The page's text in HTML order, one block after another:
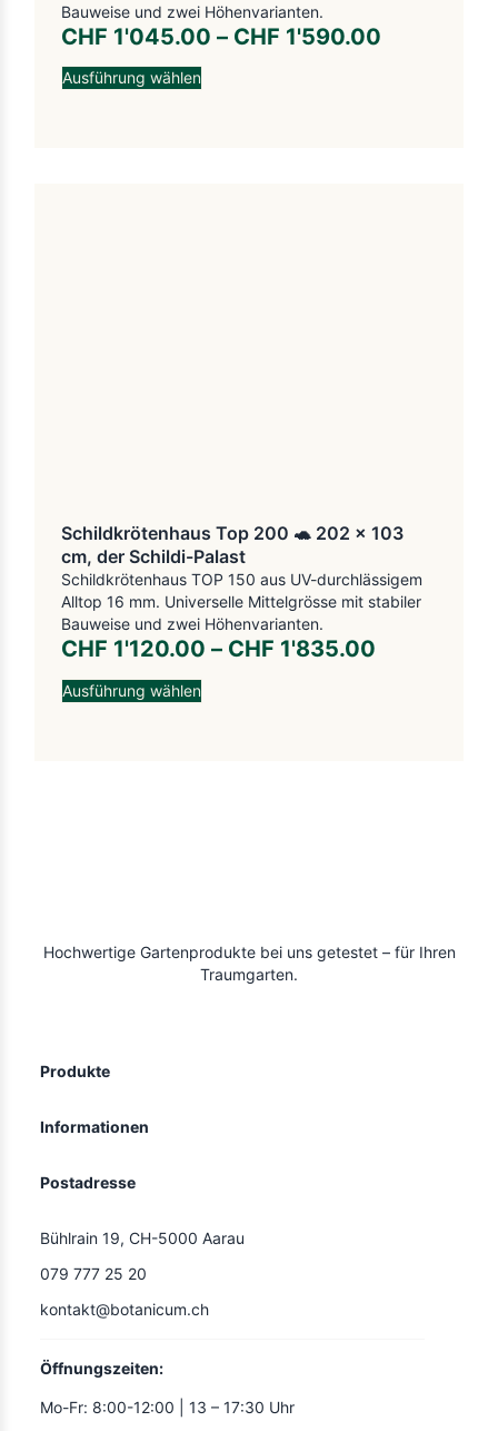
Bauweise und zwei Höhenvarianten.
CHF 1'045.00 – CHF 1'590.00
Ausführung wählen
Schildkrötenhaus Top 200 🐢 202 x 103
cm, der Schildi-Palast
Schildkrötenhaus TOP 150 aus UV-durchlässigem
Alltop 16 mm. Universelle Mittelgrösse mit stabiler
Bauweise und zwei Höhenvarianten.
CHF 1'120.00 – CHF 1'835.00
Ausführung wählen
Hochwertige Gartenprodukte bei uns getestet – für Ihren
Traumgarten.
Produkte
Informationen
Postadresse
Bühlrain 19, CH-5000 Aarau
079 777 25 20
kontakt@botanicum.ch
Öffnungszeiten:
Mo-Fr: 8:00-12:00 | 13 – 17:30 Uhr